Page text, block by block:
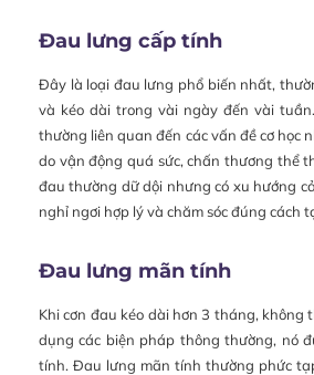
Đau lưng cấp tính
Đây là loại đau lưng phổ biến nhất,
và kéo dài trong vài ngày đến vài
thường liên quan đến các vấn đề cơ học
do vận động quá sức, chấn thương thể
đau thường dữ dội nhưng có xu hướng
nghỉ ngơi hợp lý và chăm sóc đúng cách
Đau lưng mãn tính
Khi cơn đau kéo dài hơn 3 tháng, không
dụng các biện pháp thông thường, nó
tính. Đau lưng mãn tính thường phức